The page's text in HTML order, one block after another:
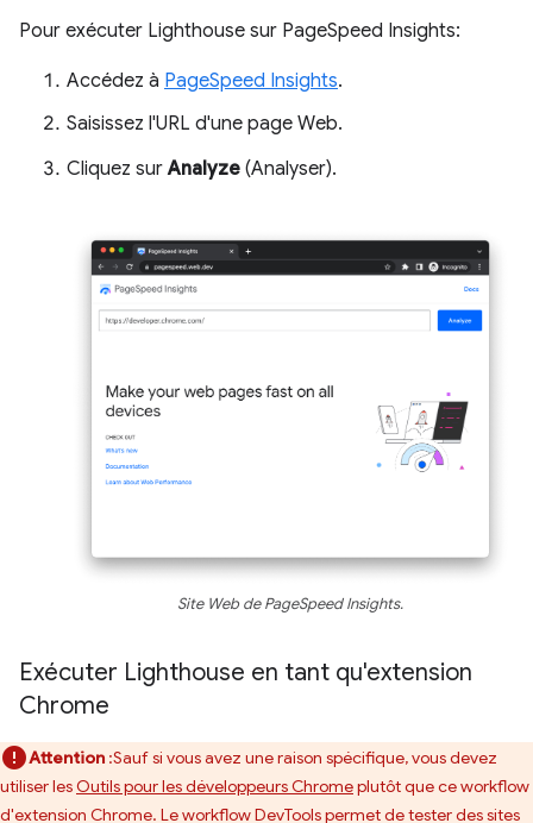
Pour exécuter Lighthouse sur PageSpeed Insights:
Accédez à PageSpeed Insights.
Saisissez l'URL d'une page Web.
Cliquez surAnalyze (Analyser).
Site Web de PageSpeed Insights.
Exécuter Lighthouse en tant qu'extension
Chrome
Attention :Sauf si vous avez une raison spécifique, vous devez
utiliser lesOutils pour les développeurs Chromeplutôt que ce workflow
d'extension Chrome. Le workflow DevTools permet de tester des sites